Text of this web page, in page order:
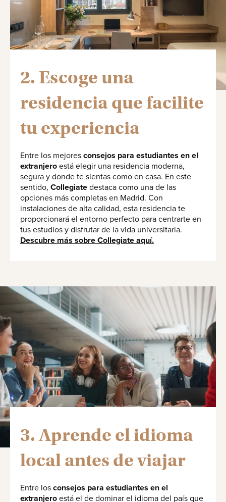
2. Escoge una
residencia que facilite
tu experiencia
Entre los mejores consejos para estudiantes en el
extranjero está elegir una residencia moderna,
segura y donde te sientas como en casa. En este
sentido, Collegiate destaca como una de las
opciones más completas en Madrid. Con
instalaciones de alta calidad, esta residencia te
proporcionará el entorno perfecto para centrarte en
tus estudios y disfrutar de la vida universitaria.
Descubre más sobre Collegiate aquí.
3. Aprende el idioma
local antes de viajar
Entre los consejos para estudiantes en el
extranjero está el de dominar el idioma del país que